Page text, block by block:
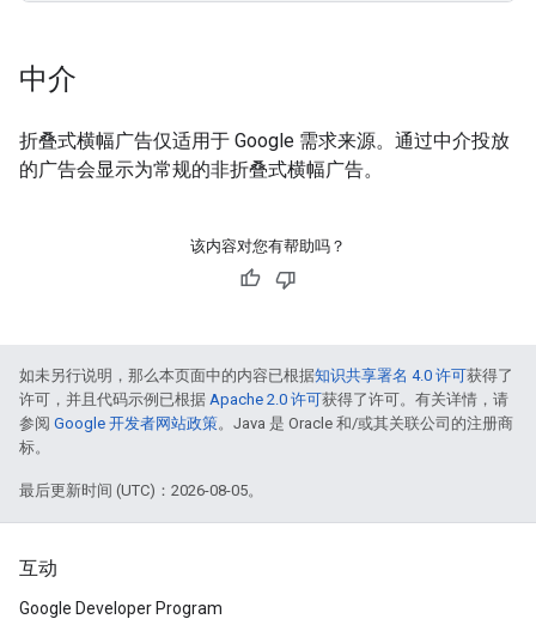
中介
折叠式横幅广告仅适用于 Google 需求来源。通过中介投放
的广告会显示为常规的非折叠式横幅广告。
该内容对您有帮助吗？
如未另行说明，那么本页面中的内容已根据知识共享署名 4.0 许可获得了
许可，并且代码示例已根据 Apache 2.0 许可获得了许可。有关详情，请
参阅 Google 开发者网站政策。Java 是 Oracle 和/或其关联公司的注册商
标。
最后更新时间 (UTC)：2026-08-05。
互动
Google Developer Program